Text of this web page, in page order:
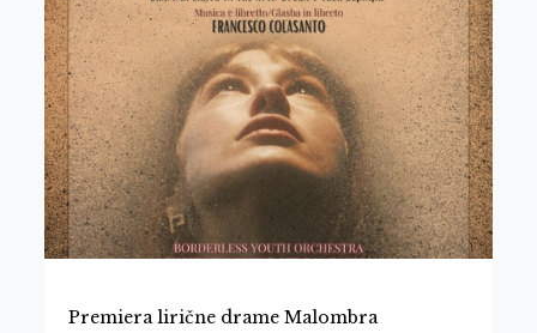
Premiera lirične drame Malombra